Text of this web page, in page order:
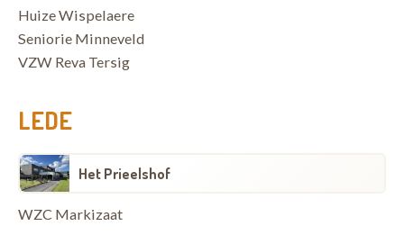
Huize Wispelaere
Seniorie Minneveld
VZW Reva Tersig
LEDE
Het Prieelshof
WZC Markizaat